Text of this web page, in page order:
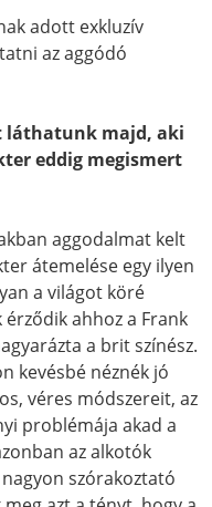
adott exkluzív
az aggódó
láthatunk majd, aki
eddig megismert
aggodalmat kelt
átemelése egy ilyen
a világot köré
ahhoz a Frank
a brit színész.
kevésbé néznék jó
véres módszereit, az
problémája akad a
az alkotók
szórakoztató